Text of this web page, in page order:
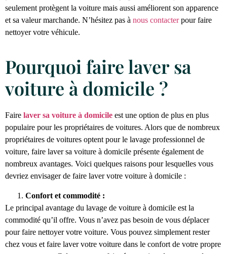
seulement protègent la voiture mais aussi améliorent son apparence
et sa valeur marchande. N’hésitez pas à nous contacterpour faire
nettoyer votre véhicule.
Pourquoi faire laver sa
voiture à domicile ?
Faire laver sa voiture à domicile est une option de plus en plus
populaire pour les propriétaires de voitures. Alors que de nombreux
propriétaires de voitures optent pour le lavage professionnel de
voiture, faire laver sa voiture à domicile présente également de
nombreux avantages. Voici quelques raisons pour lesquelles vous
devriez envisager de faire laver votre voiture à domicile :
Confort et commodité :
Le principal avantage du lavage de voiture à domicile est la
commodité qu’il offre. Vous n’avez pas besoin de vous déplacer
pour faire nettoyer votre voiture. Vous pouvez simplement rester
chez vous et faire laver votre voiture dans le confort de votre propre